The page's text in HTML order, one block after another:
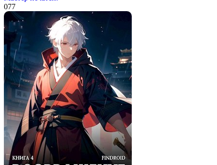
077